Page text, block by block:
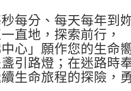
每分、每天每年到
直地，探索前行，
中心」願作您的生命
引路燈；在迷路時
生命旅程的探險，